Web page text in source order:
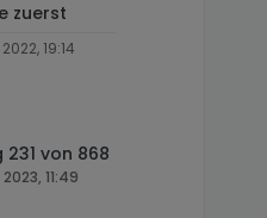
zuerst
19:14
231 von 868
11:49